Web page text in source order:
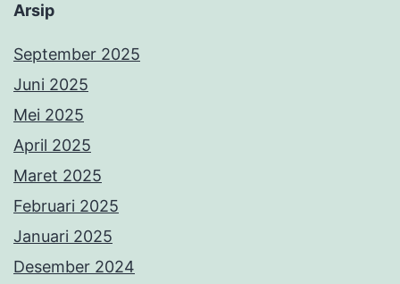
Arsip
September 2025
Juni 2025
Mei 2025
April 2025
Maret 2025
Februari 2025
Januari 2025
Desember 2024